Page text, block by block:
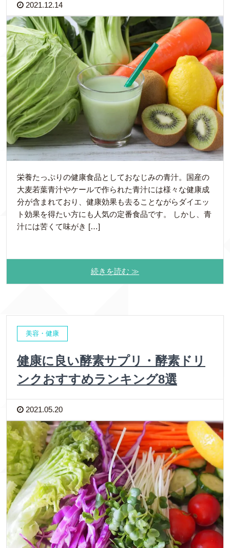
2021.12.14
栄養たっぷりの健康食品としておなじみの青汁。国産の
大麦若葉青汁やケールで作られた青汁には様々な健康成
分が含まれており、健康効果も去ることながらダイエッ
ト効果を得たい方にも人気の定番食品です。 しかし、青
汁には苦くて味がき […]
続きを読む ≫
美容・健康
健康に良い酵素サプリ・酵素ドリ
ンクおすすめランキング8選
2021.05.20